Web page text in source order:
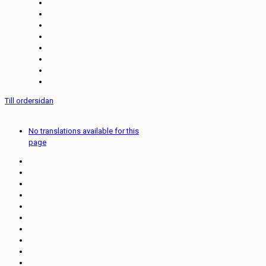
Till ordersidan
No translations available for this
page